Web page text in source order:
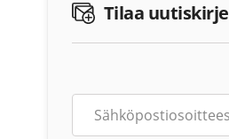
Tilaa uutiskirje